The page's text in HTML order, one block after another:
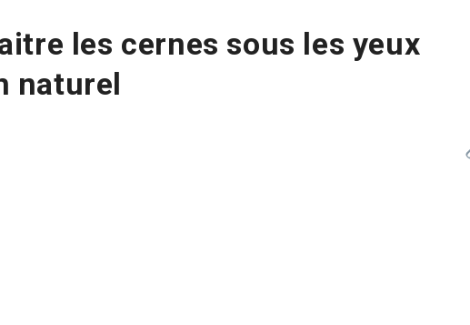
les cernes sous les yeux
naturel